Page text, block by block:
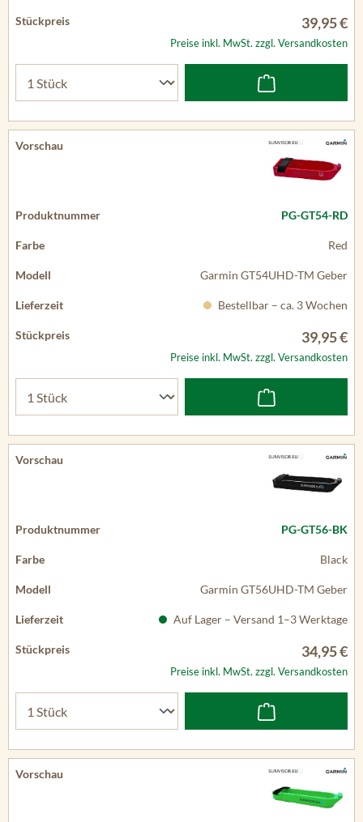
39,95 €
Preise inkl. MwSt. zzgl. Versandkosten
PG-GT54-RD
Red
Garmin GT54UHD-TM Geber
Bestellbar – ca. 3 Wochen
39,95 €
Preise inkl. MwSt. zzgl. Versandkosten
PG-GT56-BK
Black
Garmin GT56UHD-TM Geber
Auf Lager – Versand 1–3 Werktage
34,95 €
Preise inkl. MwSt. zzgl. Versandkosten